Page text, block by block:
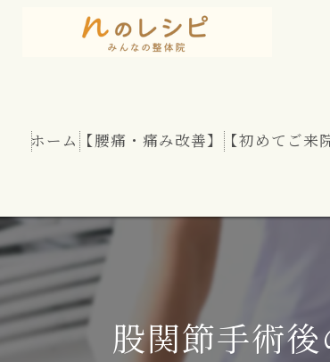
ホーム 【腰痛・痛み改善】
股関節痛
腰部脊柱管狭窄症
【初めてご来
股関節手術